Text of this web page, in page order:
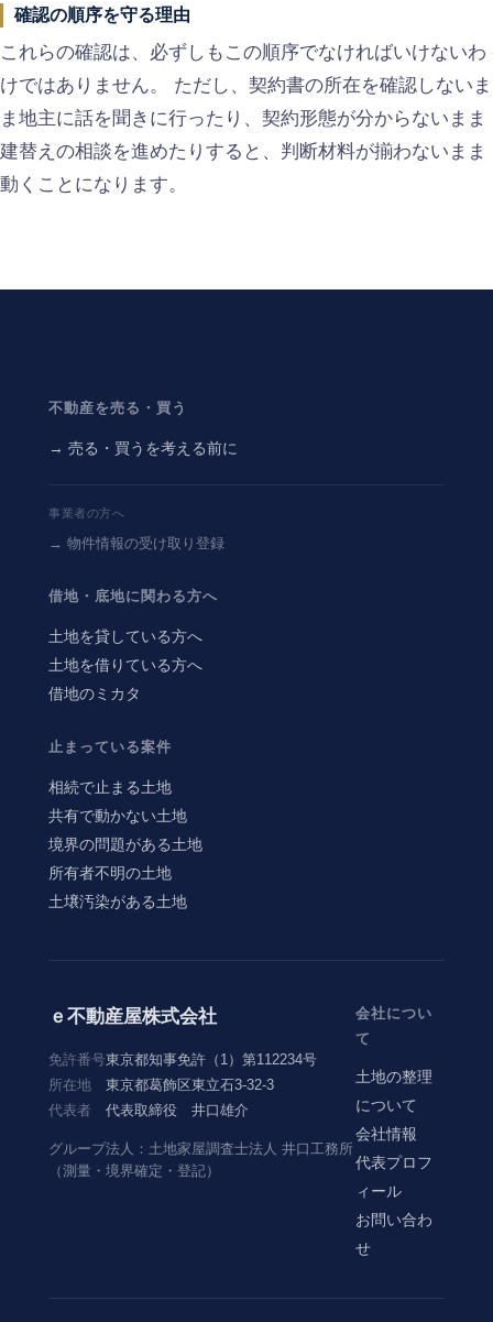
確認の順序を守る理由
これらの確認は、必ずしもこの順序でなければいけないわ
けではありません。 ただし、契約書の所在を確認しないま
ま地主に話を聞きに行ったり、契約形態が分からないまま
建替えの相談を進めたりすると、判断材料が揃わないまま
動くことになります。
不動産を売る・買う
→ 売る・買うを考える前に
事業者の方へ
→ 物件情報の受け取り登録
借地・底地に関わる方へ
土地を貸している方へ
土地を借りている方へ
借地のミカタ
止まっている案件
相続で止まる土地
共有で動かない土地
境界の問題がある土地
所有者不明の土地
土壌汚染がある土地
ｅ不動産屋株式会社
免許番号東京都知事免許（1）第112234号
所在地
東京都葛飾区東立石3-32-3
代表者
代表取締役 井口雄介
グループ法人：土地家屋調査士法人 井口工務所
（測量・境界確定・登記）
会社につい
て
土地の整理
について
会社情報
代表プロフ
ィール
お問い合わ
せ